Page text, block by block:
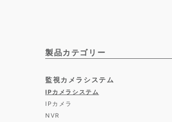
製品カテゴリー
監視カメラシステム
IPカメラシステム
IPカメラ
NVR